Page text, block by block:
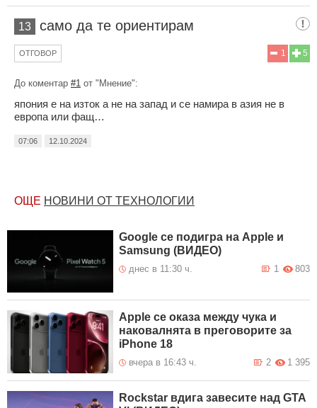
13 само да те ориентирам
5
1
ОТГОВОР
До коментар #1 от "Мнение":
япония е на изток а не на запад и се намира в азия не в
европа или фащ…
07:06 12.10.2024
ОЩЕ НОВИНИ ОТ ТЕХНОЛОГИИ
Google се подигра на Apple и
Samsung (ВИДЕО)
днес в 11:30 ч. 803
1
Apple се оказа между чука и
наковалнята в преговорите за
iPhone 18
вчера в 16:43 ч. 1 395
2
Rockstar вдига завесите над GTA